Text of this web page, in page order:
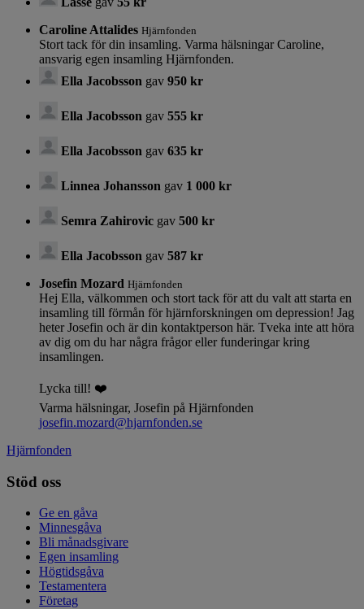
Caroline Attalides Hjärnfonden
Stort tack för din insamling. Varma hälsningar Caroline,
ansvarig egen insamling Hjärnfonden.
Ella Jacobsson gav 950 kr
Ella Jacobsson gav 555 kr
Ella Jacobsson gav 635 kr
Linnea Johansson gav 1 000 kr
Semra Zahirovic gav 500 kr
Ella Jacobsson gav 587 kr
Josefin Mozard Hjärnfonden
Hej Ella, välkommen och stort tack för att du valt att starta en
insamling till förmån för hjärnforskningen om depression! Jag
heter Josefin och är din kontaktperson här. Tveka inte att höra
av dig om du har några frågor eller funderingar kring
insamlingen.
Lycka till! ❤️
Varma hälsningar, Josefin på Hjärnfonden
josefin.mozard@hjarnfonden.se
Hjärnfonden
Stöd oss
Ge en gåva
Minnesgåva
Bli månadsgivare
Egen insamling
Högtidsgåva
Testamentera
Företag